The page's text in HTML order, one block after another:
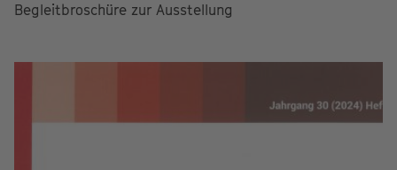
Begleitbroschüre zur Ausstellung